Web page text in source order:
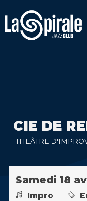
CIE DE
THEÂTRE
Samedi 18
Impro